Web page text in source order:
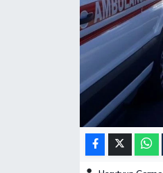
Hava Durumu
Kim kimdir?